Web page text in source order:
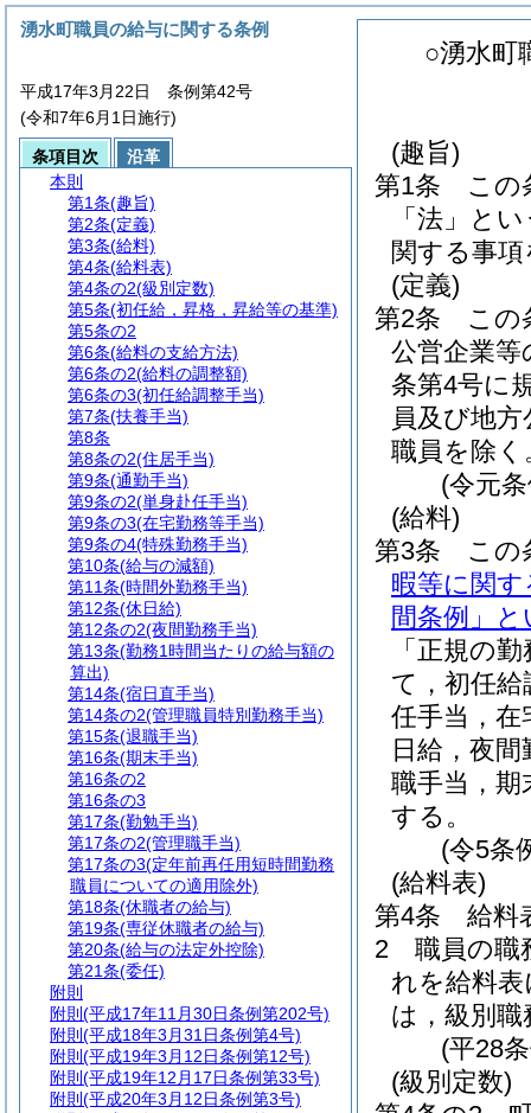
○湧水町
(趣旨)
第1条
この
「法」と
関する事
(定義)
第2条
この
公営企業
条第4号に
員及び地
職員を除く
(令元
(給料)
第3条
この
暇等に関す
間条例」
「正規の
て，初任給
任手当，在
日給，夜
職手当，
する。
(令5条
(給料表)
第4条
給料
2
職員の職
れを給料
は，級別職
(平28
(級別定数)
湧水町職員の給与に関する条例
平成17年3月22日 条例第42号
(令和7年6月1日施行)
条項目次
沿革
本則
第1条(趣旨)
第2条(定義)
第3条(給料)
第4条(給料表)
第4条の2(級別定数)
第5条(初任給，昇格，昇給等の基準)
第5条の2
第6条(給料の支給方法)
第6条の2(給料の調整額)
第6条の3(初任給調整手当)
第7条(扶養手当)
第8条
第8条の2(住居手当)
第9条(通勤手当)
第9条の2(単身赴任手当)
第9条の3(在宅勤務等手当)
第9条の4(特殊勤務手当)
第10条(給与の減額)
第11条(時間外勤務手当)
第12条(休日給)
第12条の2(夜間勤務手当)
第13条(勤務1時間当たりの給与額の
算出)
第14条(宿日直手当)
第14条の2(管理職員特別勤務手当)
第15条(退職手当)
第16条(期末手当)
第16条の2
第16条の3
第17条(勤勉手当)
第17条の2(管理職手当)
第17条の3(定年前再任用短時間勤務
職員についての適用除外)
第18条(休職者の給与)
第19条(専従休職者の給与)
第20条(給与の法定外控除)
第21条(委任)
附則
附則 (平成17年11月30日条例第202号)
附則 (平成18年3月31日条例第4号)
附則 (平成19年3月12日条例第12号)
附則 (平成19年12月17日条例第33号)
附則 (平成20年3月12日条例第3号)